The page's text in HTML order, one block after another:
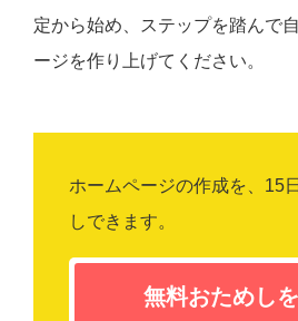
定から始め、ステップを踏んで
ージを作り上げてください。
ホームページの作成を、15
しできます。
無料おためし